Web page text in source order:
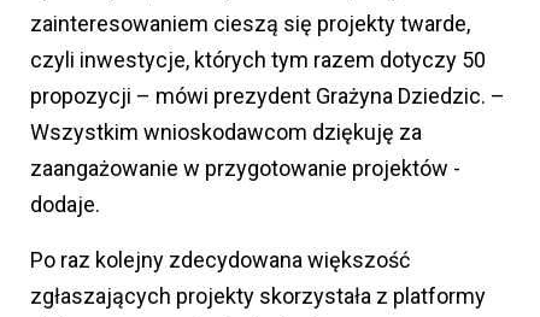
zainteresowaniem cieszą się projekty twarde,
czyli inwestycje, których tym razem dotyczy 50
propozycji – mówi prezydent Grażyna Dziedzic. –
Wszystkim wnioskodawcom dziękuję za
zaangażowanie w przygotowanie projektów -
dodaje.
Po raz kolejny zdecydowana większość
zgłaszających projekty skorzystała z platformy